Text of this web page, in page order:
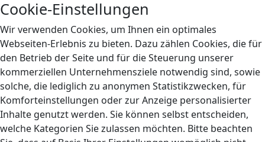
Cookie-Einstellungen
Wir verwenden Cookies, um Ihnen ein optimales
Webseiten-Erlebnis zu bieten. Dazu zählen Cookies, die für
den Betrieb der Seite und für die Steuerung unserer
kommerziellen Unternehmensziele notwendig sind, sowie
solche, die lediglich zu anonymen Statistikzwecken, für
Komforteinstellungen oder zur Anzeige personalisierter
Inhalte genutzt werden. Sie können selbst entscheiden,
welche Kategorien Sie zulassen möchten. Bitte beachten